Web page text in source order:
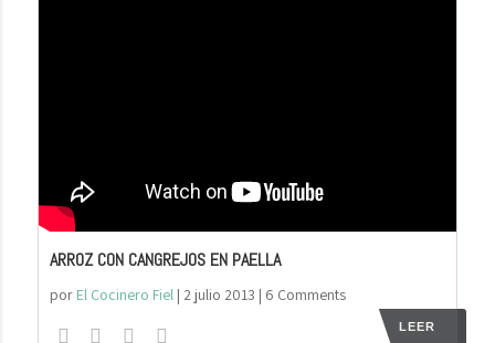
ARROZ CON CANGREJOS EN PAELLA
por El Cocinero Fiel| 2 julio 2013 | 6 Comments
LEER